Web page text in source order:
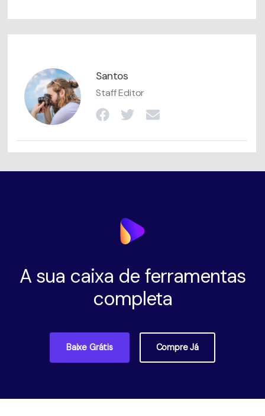
Santos
Staff Editor
A sua caixa de ferramentas
completa
Baixe Grátis Compre Já